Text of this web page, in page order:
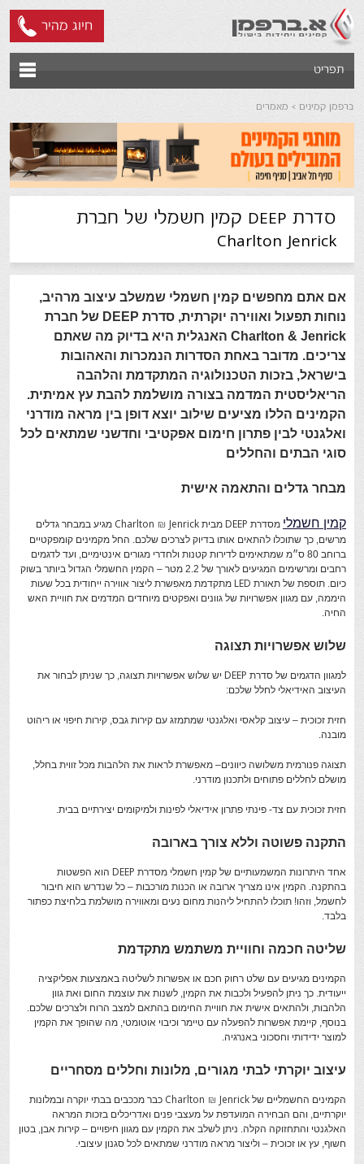
חיוג מהיר
תפריט
ברפמן קמינים מאמרים
סדרת DEEP קמין חשמלי של חברת
Charlton Jenrick
אם אתם מחפשים קמין חשמלי שמשלב עיצוב מרהיב,
נוחות תפעול ואווירה יוקרתית, סדרת DEEP של חברת
Charlton & Jenrick האנגלית היא בדיוק מה שאתם
צריכים. מדובר באחת הסדרות הנמכרות והאהובות
בישראל, בזכות הטכנולוגיה המתקדמת והלהבה
הריאליסטית המדמה בצורה מושלמת להבת עץ אמיתית.
הקמינים הללו מציעים שילוב יוצא דופן בין מראה מודרני
ואלגנטי לבין פתרון חימום אפקטיבי וחדשני שמתאים לכל
סוגי הבתים והחללים
מבחר גדלים והתאמה אישית
קמין חשמלי מסדרת DEEP מבית Charlton & Jenrick מגיע במבחר גדלים
מרשים, כך שתוכלו להתאים אותו בדיוק לצרכים שלכם. החל מקמינים קומפקטיים
ברוחב 80 ס״מ שמתאימים לדירות קטנות ולחדרי מגורים אינטימיים, ועד לדגמים
רחבים ומרשימים המגיעים לאורך של 2.2 מטר – הקמין החשמלי הגדול ביותר בשוק
כיום. תוספת של תאורת LED מתקדמת מאפשרת ליצור אווירה ייחודית בכל שעות
היממה, עם מגוון אפשרויות של גוונים ואפקטים מיוחדים המדמים את חוויית האש
החיה.
שלוש אפשרויות תצוגה
למגוון הדגמים של סדרת DEEP יש שלוש אפשרויות תצוגה, כך שניתן לבחור את
העיצוב האידיאלי לחלל שלכם:
חזית זכוכית – עיצוב קלאסי ואלגנטי שמתמזג עם קירות גבס, קירות חיפוי או ריהוט
מובנה.
תצוגה פנורמית משלושה כיוונים– מאפשרת לראות את הלהבות מכל זווית בחלל,
מושלם לחללים פתוחים ולתכנון מודרני.
חזית זכוכית עם צד- פינתי פתרון אידיאלי לפינות ולמיקומים יצירתיים בבית.
התקנה פשוטה וללא צורך בארובה
אחד היתרונות המשמעותיים של קמין חשמלי מסדרת DEEP הוא הפשטות
בהתקנה. הקמין אינו מצריך ארובה או הכנות מורכבות – כל שנדרש הוא חיבור
לחשמל, וזהו! תוכלו להתחיל ליהנות מחום נעים ומאווירה מושלמת בלחיצת כפתור
בלבד.
שליטה חכמה וחוויית משתמש מתקדמת
הקמינים מגיעים עם שלט רחוק חכם או אפשרות לשליטה באמצעות אפליקציה
ייעודית. כך ניתן להפעיל ולכבות את הקמין, לשנות את עוצמת החום ואת גוון
הלהבות, ולהתאים אישית את חוויית החימום בהתאם למצב הרוח ולצרכים שלכם.
בנוסף, קיימת אפשרות להפעלה עם טיימר וכיבוי אוטומטי, מה שהופך את הקמין
למוצר ידידותי וחסכוני באנרגיה.
עיצוב יוקרתי לבתי מגורים, מלונות וחללים מסחריים
הקמינים החשמליים של Charlton & Jenrick כבר מככבים בבתי יוקרה ובמלונות
יוקרתיים, והם הבחירה המועדפת על מעצבי פנים ואדריכלים בזכות המראה
האלגנטי והתחזוקה הקלה. ניתן לשלב את הקמין עם מגוון חיפויים – קירות אבן, בטון
חשוף, עץ או זכוכית – וליצור מראה מודרני שמתאים לכל סגנון עיצובי.